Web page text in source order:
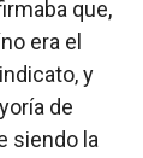
que,
era el
y
de
siendo la